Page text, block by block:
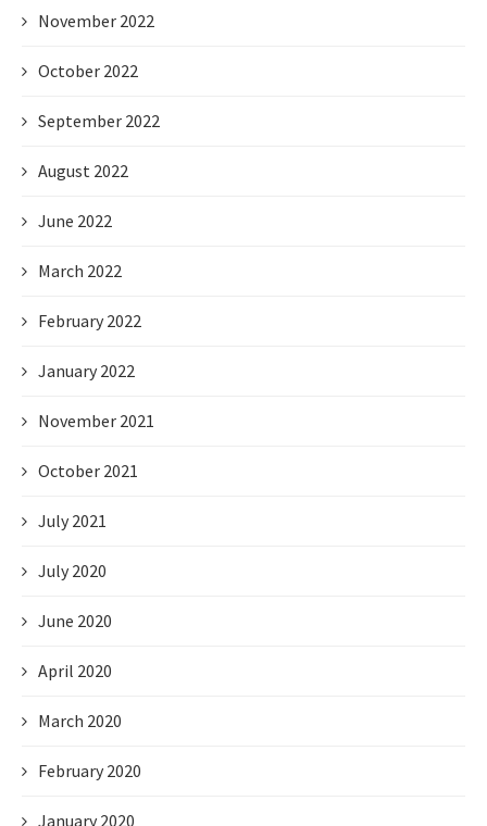
November 2022
October 2022
September 2022
August 2022
June 2022
March 2022
February 2022
January 2022
November 2021
October 2021
July 2021
July 2020
June 2020
April 2020
March 2020
February 2020
January 2020